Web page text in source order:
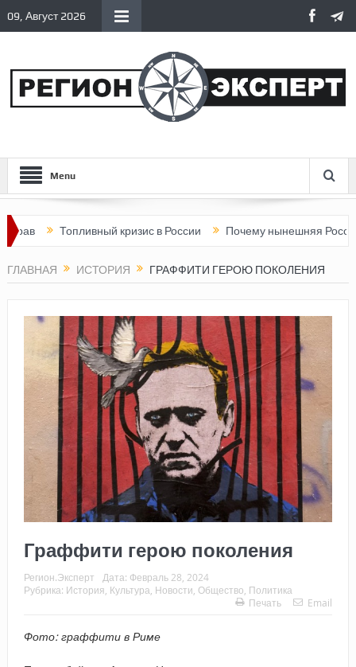
09, Август 2026
Menu
Топливный кризис в России Почему нынешняя Россия стала
ГЛАВНАЯ ИСТОРИЯ ГРАФФИТИ ГЕРОЮ ПОКОЛЕНИЯ
Граффити герою поколения
Регион.Эксперт Дата: Февраль 28, 2024
Рубрика: История Культура Новости Общество Политика
Печать
Email
Фото: граффити в Риме